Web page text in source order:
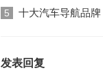
5 十大汽车导航品
发表回复